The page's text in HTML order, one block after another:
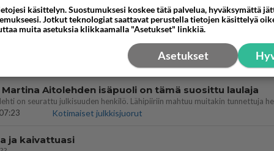
Kotimaiset julkkisjuorut
Aitolehden isäpuoli on tämä suosittu laulaja
Kotimaiset julkkisjuorut
ja kaivattuasi
käsittelyn. Suostumuksesi koskee tätä palvelua, hyväksymättä
Jotkut teknologiat saattavat perustella tietojen käsittelyä
muita asetuksia klikkaamalla "Asetukset" linkkiä.
Asetukset